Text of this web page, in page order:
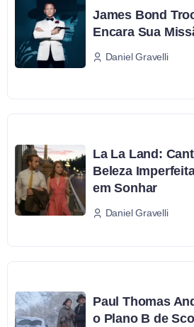
James Bond
Encara Sua
Daniel Gravelli
La La Land:
Beleza
em Sonhar
Daniel Gravelli
Paul Thomas
o Plano B de